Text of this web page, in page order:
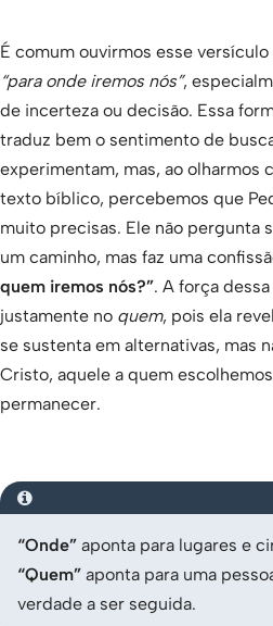
É comum ouvirmos esse
“para onde iremos nós”,
de incerteza ou decisão. Essa
traduz bem o sentimento de
experimentam, mas, ao olharmos
texto bíblico, percebemos que
muito precisas. Ele não pergunta
um caminho, mas faz uma
quem iremos nós?”. A força
justamente no quem, pois ela
se sustenta em alternativas, mas
Cristo, aquele a quem
permanecer.
“Onde” aponta para lugares e
“Quem” aponta para uma
verdade a ser seguida.